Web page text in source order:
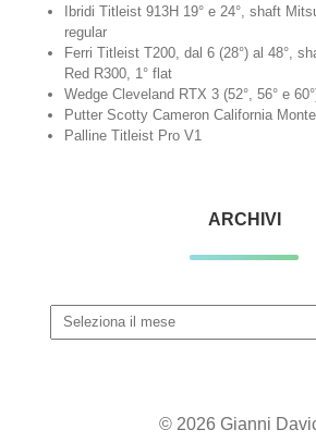
Ibridi Titleist 913H 19° e 24°, shaft
regular
Ferri Titleist T200, dal 6 (28°) al 48°,
Red R300, 1° flat
Wedge Cleveland RTX 3 (52°, 56° e
Putter Scotty Cameron California
Palline Titleist Pro V1
ARCHIVI
Archivi
© 2026 Gianni